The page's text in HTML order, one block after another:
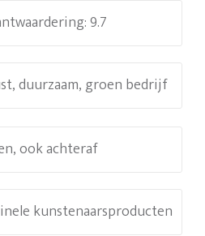
9.7
duurzaam, groen bedrijf
ook achteraf
kunstenaarsproducten